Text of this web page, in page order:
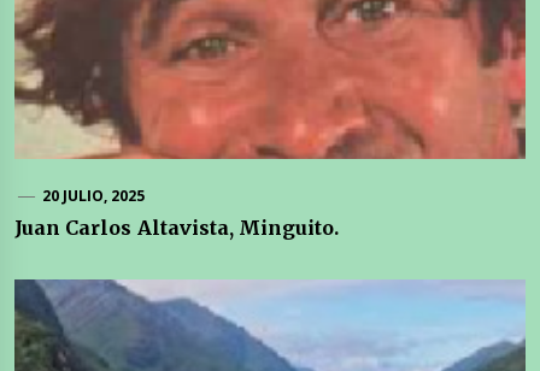
20 JULIO, 2025
Juan Carlos Altavista, Minguito.